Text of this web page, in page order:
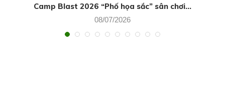
Camp Blast 2026 “Phố họa sắc” sân chơi...
08/07/2026